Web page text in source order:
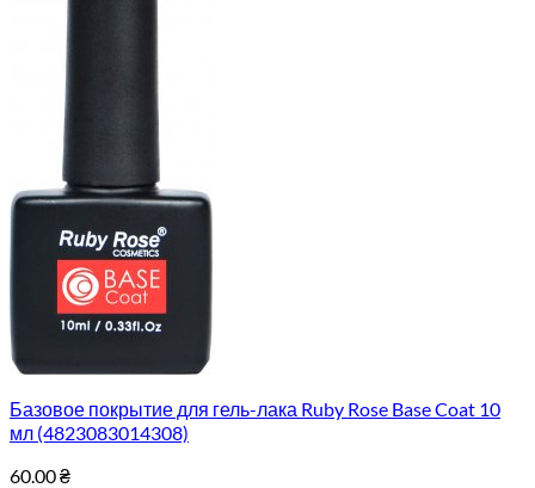
Базовое покрытие для гель-лака Ruby Rose Base Coat 10
мл (4823083014308)
60.00₴